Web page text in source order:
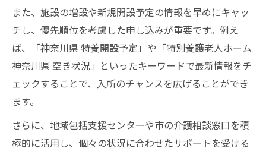
また、施設の増設や新規開設予定の情報を早めにキャッ
チし、優先順位を考慮した申し込みが重要です。例え
ば、「神奈川県 特養開設予定」や「特別養護老人ホーム
神奈川県 空き状況」といったキーワードで最新情報をチ
ェックすることで、入所のチャンスを広げることができ
ます。
さらに、地域包括支援センターや市の介護相談窓口を積
極的に活用し、個々の状況に合わせたサポートを受ける